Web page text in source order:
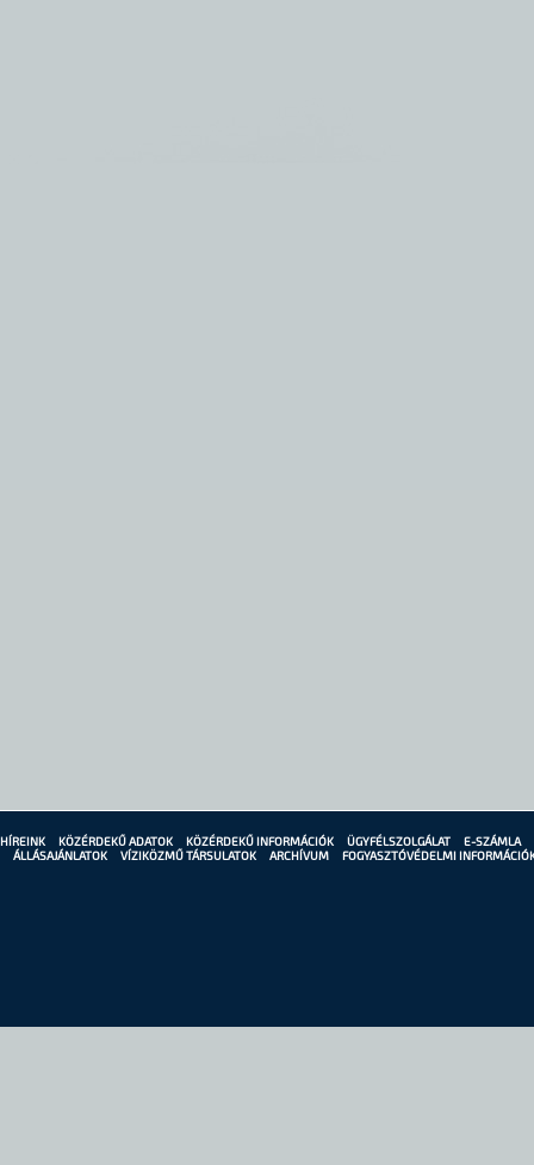
HÍREINK KÖZÉRDEKŰ ADATOK KÖZÉRDEKŰ INFORMÁCIÓK ÜGYFÉLSZOLGÁLAT
E-SZÁMLA
ÁLLÁSAJÁNLATOK
VÍZIKÖZMŰ TÁRSULATOK ARCHÍVUM FOGYASZTÓVÉDELMI